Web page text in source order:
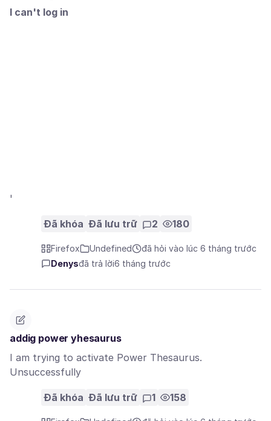
I can't log in
'
Đã khóa Đã lưu trữ 2 180
Firefox Undefined
đã hỏi vào lúc 6 tháng trước
Denysđã trả lời6 tháng trước
addig power yhesaurus
I am trying to activate Power Thesaurus.
Unsuccessfully
Đã khóa Đã lưu trữ 1 158